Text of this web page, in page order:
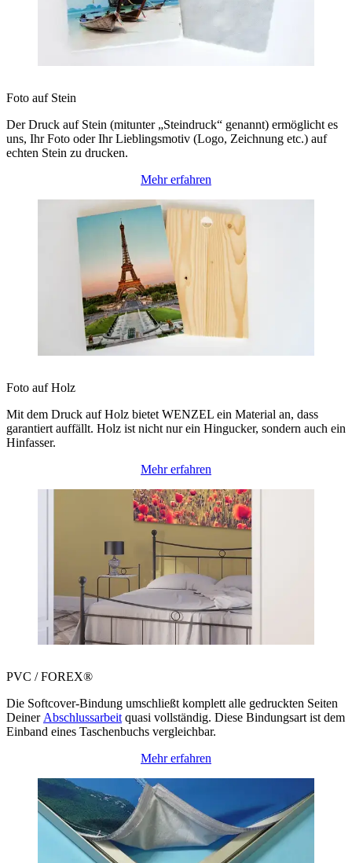
Foto auf Stein
Der Druck auf Stein (mitunter „Steindruck“ genannt) ermöglicht es
uns, Ihr Foto oder Ihr Lieblingsmotiv (Logo, Zeichnung etc.) auf
echten Stein zu drucken.
Mehr erfahren
Foto auf Holz
Mit dem Druck auf Holz bietet WENZEL ein Material an, dass
garantiert auffällt. Holz ist nicht nur ein Hingucker, sondern auch ein
Hinfasser.
Mehr erfahren
PVC / FOREX®
Die Softcover-Bindung umschließt komplett alle gedruckten Seiten
DeinerAbschlussarbeitquasi vollständig. Diese Bindungsart ist dem
Einband eines Taschenbuchs vergleichbar.
Mehr erfahren